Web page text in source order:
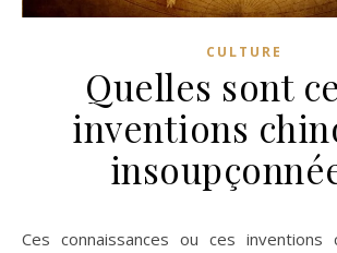
CULTURE
Quelles sont
inventions
Ces connaissances ou ces inventions chinoises sont à